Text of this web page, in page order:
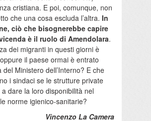
cristiana. E poi, comunque, non
che una cosa escluda l’altra. In
ciò che bisognerebbe capire
è il ruolo di Amendolara.
dei migranti in questi giorni è
il paese ormai è entrato
del Ministero dell’Interno? E che
i sindaci se le strutture private
dare la loro disponibilità nel
norme igienico-sanitarie?
Vincenzo La Camera